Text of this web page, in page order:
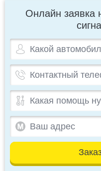
Онлайн заявка